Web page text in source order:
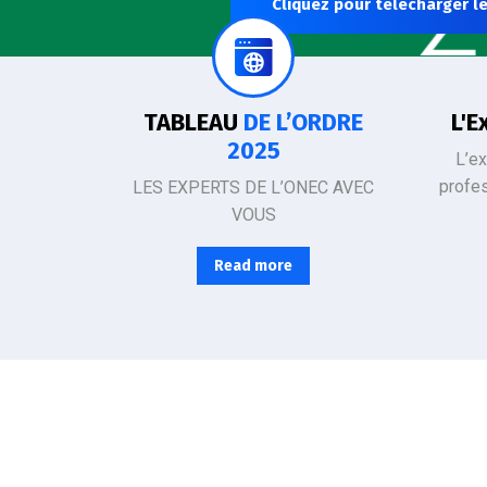
TABLEAU DE L’ORDRE
2025
LES EXPERTS DE L’ONEC AVEC
VOUS
Read more